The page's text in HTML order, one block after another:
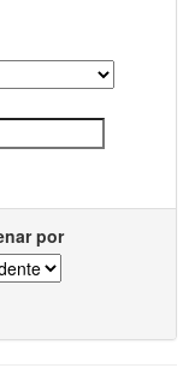
por